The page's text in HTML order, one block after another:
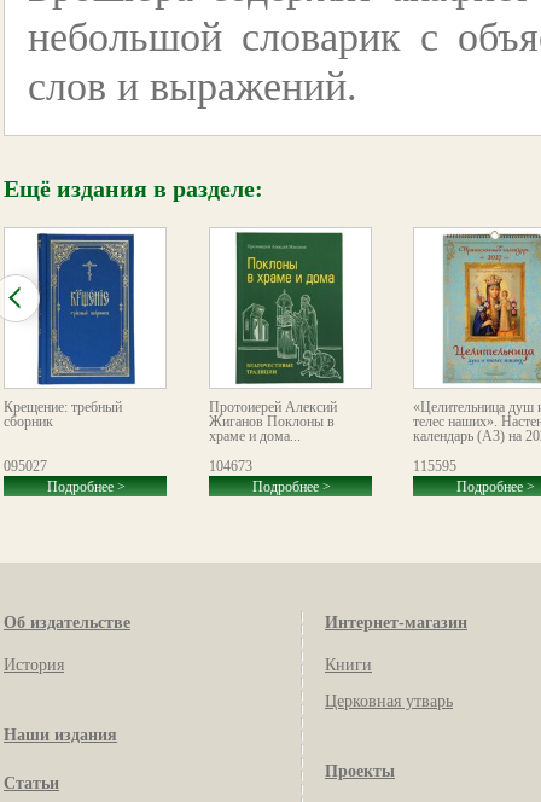
небольшой словарик с
слов и выражений.
Ещё издания в разделе:
Крещение: требный
сборник
095027
Подробнее >
Протоиерей Алексий
Жиганов Поклоны в
храме и дома...
104673
Подробнее >
«Целительница душ
телес наших».
календарь (А3) на
115595
Подробнее >
Об издательстве
История
Наши издания
Статьи
Интернет-магазин
Книги
Церковная утварь
Проекты